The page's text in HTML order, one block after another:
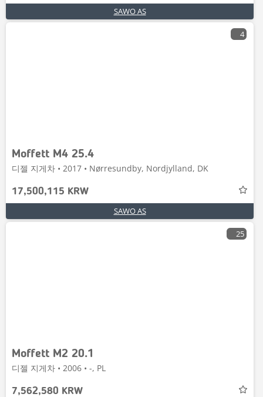
SAWO AS
4
Moffett M4 25.4
디젤 지게차 • 2017 • Nørresundby, Nordjylland, DK
17,500,115 KRW
SAWO AS
25
Moffett M2 20.1
디젤 지게차 • 2006 • -, PL
7,562,580 KRW